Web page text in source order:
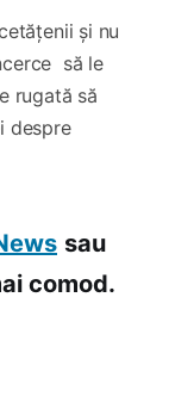
și nu
să le
rugată să
despre
sau
comod.